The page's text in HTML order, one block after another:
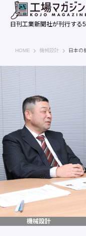
日刊工業新聞社が刊行する
HOME 工場マガジンラック｜
機械設計 日本の
機械設計